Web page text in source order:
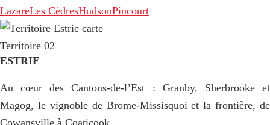
LazareLes CèdresHudsonPincourt
Territoire 02
ESTRIE
Au cœur des Cantons-de-l’Est : Granby, Sherbrooke et
Magog, le vignoble de Brome-Missisquoi et la frontière, de
Cowansville à Coaticook.